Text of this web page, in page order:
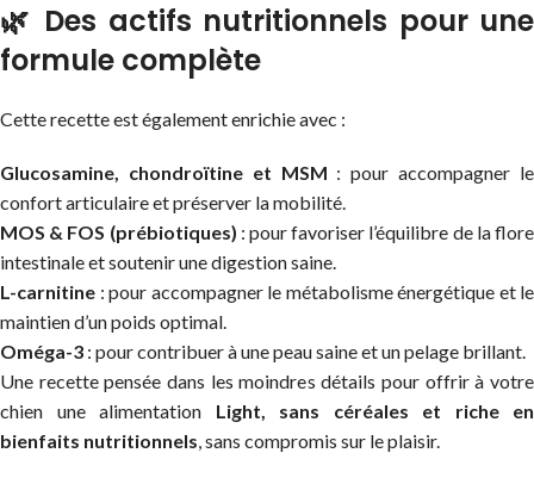
🌿 Des actifs nutritionnels pour une
formule complète
Cette recette est également enrichie avec :
Glucosamine, chondroïtine et MSM : pour accompagner le
confort articulaire et préserver la mobilité.
MOS & FOS (prébiotiques) : pour favoriser l’équilibre de la flore
intestinale et soutenir une digestion saine.
L-carnitine : pour accompagner le métabolisme énergétique et le
maintien d’un poids optimal.
Oméga-3 : pour contribuer à une peau saine et un pelage brillant.
Une recette pensée dans les moindres détails pour offrir à votre
chien une alimentation Light, sans céréales et riche en
bienfaits nutritionnels, sans compromis sur le plaisir.